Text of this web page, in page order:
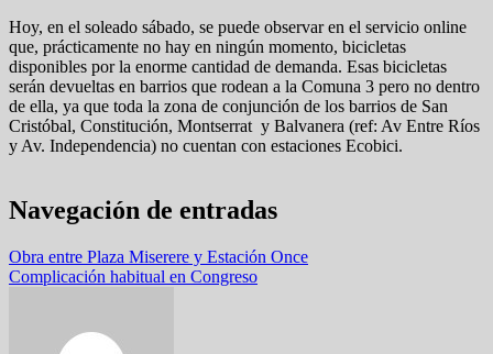
Hoy, en el soleado sábado, se puede observar en el servicio online
que, prácticamente no hay en ningún momento, bicicletas
disponibles por la enorme cantidad de demanda. Esas bicicletas
serán devueltas en barrios que rodean a la Comuna 3 pero no dentro
de ella, ya que toda la zona de conjunción de los barrios de San
Cristóbal, Constitución, Montserrat y Balvanera (ref: Av Entre Ríos
y Av. Independencia) no cuentan con estaciones Ecobici.
Navegación de entradas
Obra entre Plaza Miserere y Estación Once
Complicación habitual en Congreso